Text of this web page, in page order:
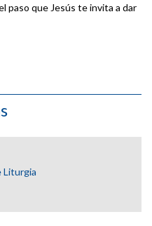
paso que Jesús te invita a dar
Liturgia